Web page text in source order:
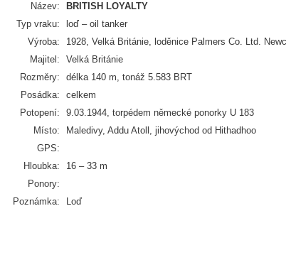
Název:
BRITISH LOYALTY
Typ vraku:
loď – oil tanker
Výroba:
1928, Velká Británie, loděnice Palmers Co. Ltd.
Majitel:
Velká Británie
Rozměry:
délka 140 m, tonáž 5.583 BRT
Posádka:
celkem
Potopení:
9.03.1944, torpédem německé ponorky U 183
Místo:
Maledivy, Addu Atoll, jihovýchod od Hithadhoo
GPS:
Hloubka:
16 – 33 m
Ponory:
Poznámka:
Loď